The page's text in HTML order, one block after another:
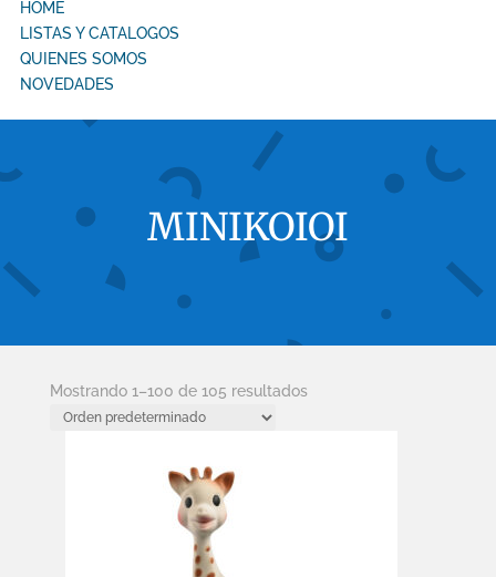
HOME
LISTAS Y CATALOGOS
QUIENES SOMOS
NOVEDADES
MINIKOIOI
Mostrando 1–100 de 105 resultados